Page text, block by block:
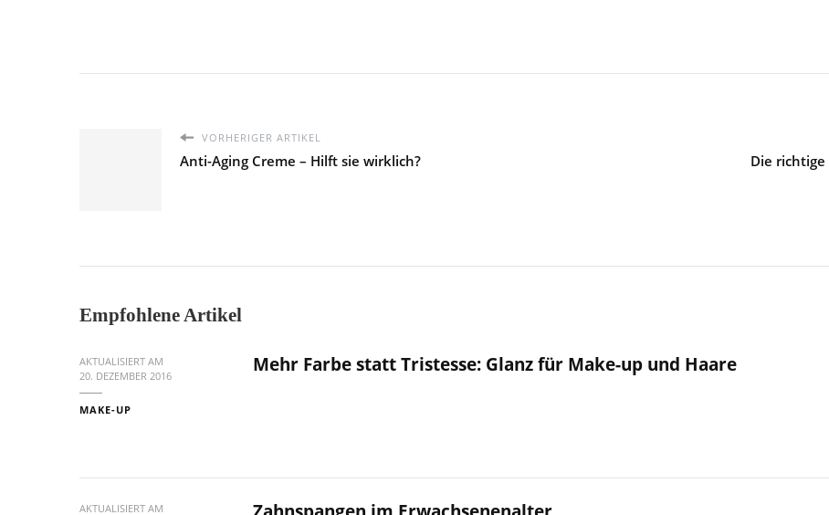
VORHERIGER ARTIKEL
Anti-Aging Creme – Hilft sie wirklich? Die
Empfohlene Artikel
AKTUALISIERT AM
20. DEZEMBER 2016
MAKE-UP
Mehr Farbe statt Tristesse: Glanz für Make-up und Haare
AKTUALISIERT AM